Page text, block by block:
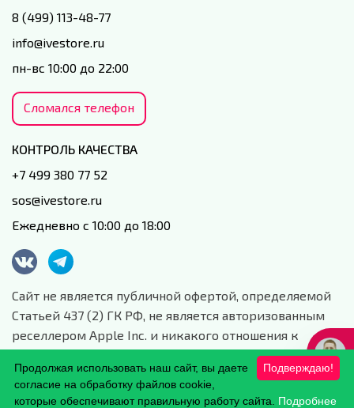
8 (499) 113-48-77
info@ivestore.ru
пн-вс 10:00 до 22:00
Сломался телефон
КОНТРОЛЬ КАЧЕСТВА
+7 499 380 77 52
sos@ivestore.ru
Ежедневно с 10:00 до 18:00
Сайт не является публичной офертой, определяемой
Статьей 437 (2) ГК РФ, не является авторизованным
реселлером Apple Inc. и никакого отношения к
данной компании и ее юридическим лицам не имеет.
Сайт носит сугубо информационный характер.
Обработка персональных данных.
Подверждаю!
Продолжая использовать наш сайт, вы даете
согласие на обработку файлов cookie,
которые обеспечивают правильную работу сайта. Подробнее